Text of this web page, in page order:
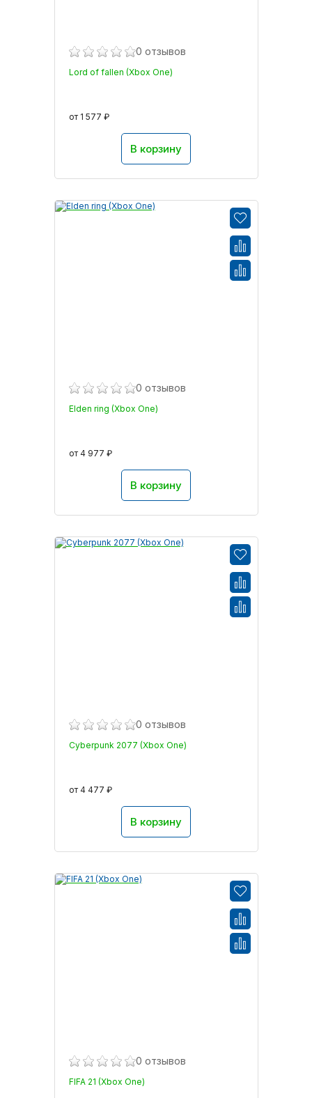
0 отзывов
Lord of fallen (Xbox One)
от 1 577 ₽
В корзину
0 отзывов
Elden ring (Xbox One)
от 4 977 ₽
В корзину
0 отзывов
Cyberpunk 2077 (Xbox One)
от 4 477 ₽
В корзину
0 отзывов
FIFA 21 (Xbox One)